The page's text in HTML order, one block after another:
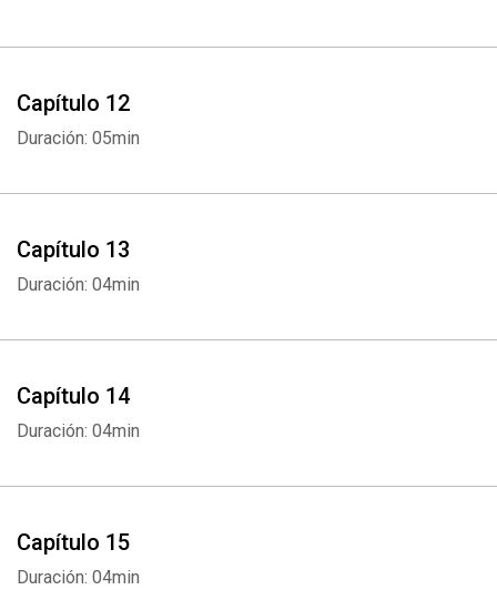
Capítulo 12
Duración: 05min
Capítulo 13
Duración: 04min
Capítulo 14
Duración: 04min
Capítulo 15
Duración: 04min